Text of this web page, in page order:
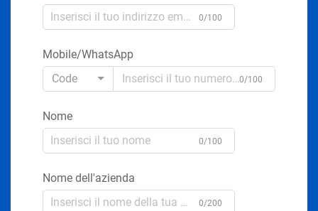
0/100
Mobile/WhatsApp
Code
0/100
Nome
0/100
Nome dell'azienda
0/200